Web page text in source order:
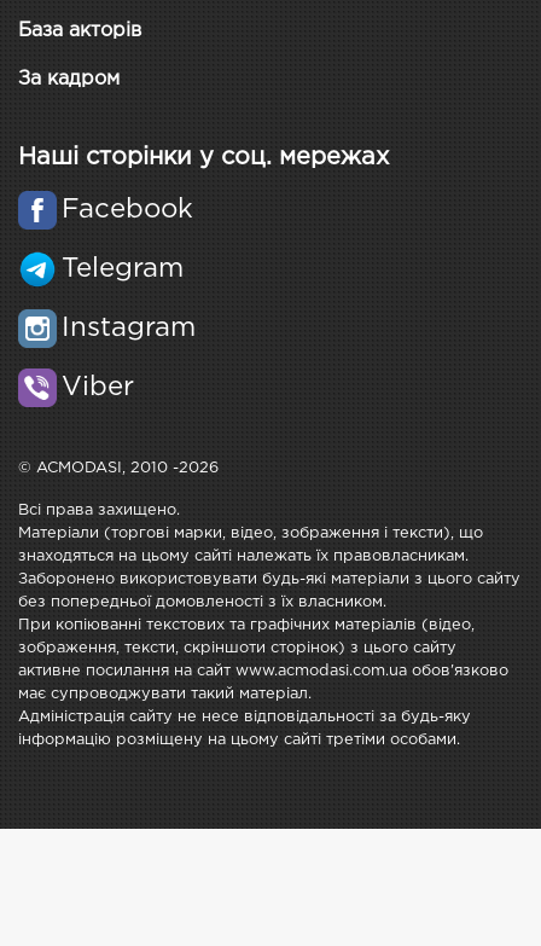
База акторів
За кадром
Наші сторінки у соц. мережах
Facebook
Telegram
Instagram
Viber
© ACMODASI, 2010 -2026
Всі права захищено.
Матеріали (торгові марки, відео, зображення і тексти), що
знаходяться на цьому сайті належать їх правовласникам.
Заборонено використовувати будь-які матеріали з цього сайту
без попередньої домовленості з їх власником.
При копіюванні текстових та графічних матеріалів (відео,
зображення, тексти, скріншоти сторінок) з цього сайту
активне посилання на сайт www.acmodasi.com.ua обов'язково
має супроводжувати такий матеріал.
Адміністрація сайту не несе відповідальності за будь-яку
інформацію розміщену на цьому сайті третіми особами.